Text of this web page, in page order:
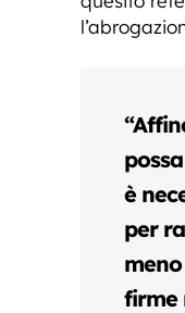
è
per
firme